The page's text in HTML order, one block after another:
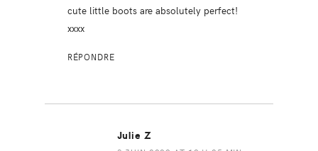
cute little boots are absolutely perfect!
xxxx
RÉPONDRE
Julie Z